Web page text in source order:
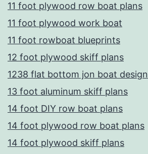
11 foot plywood row boat plans
11 foot plywood work boat
11 foot rowboat blueprints
12 foot plywood skiff plans
1238 flat bottom jon boat design
13 foot aluminum skiff plans
14 foot DIY row boat plans
14 foot plywood row boat plans
14 foot plywood skiff plans